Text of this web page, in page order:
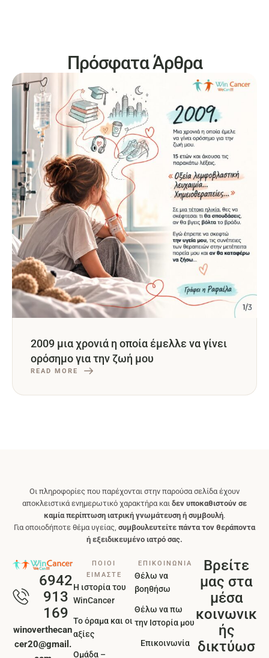
Πρόσφατα Άρθρα
2009 μια χρονιά η οποία έμελλε να γίνει
ορόσημο για την ζωή μου
READ MORE
Οι πληροφορίες που παρέχονται στην παρούσα σελίδα έχουν
αποκλειστικά ενημερωτικό χαρακτήρα και δεν υποκαθιστούν σε
καμία περίπτωση ιατρική γνωμάτευση ή συμβουλή.
Για οποιοδήποτε θέμα υγείας, συμβουλευτείτε πάντα τον θεράποντα
ή εξειδικευμένο ιατρό σας.
6942
913
169
winoverthecan
cer20@gmail.
ΠΟΙΟΙ
ΕΙΜΑΣΤΕ
Η ιστορία του
WinCancer
Το όραμα και οι
αξίες
Ομάδα –
ΕΠΙΚΟΙΝΩΝΙΑ
Θέλω να
βοηθήσω
Θέλω να πω
την Ιστορία μου
Επικοινωνία
Βρείτε
μας στα
μέσα
κοινωνικ
ής
δικτύωσ